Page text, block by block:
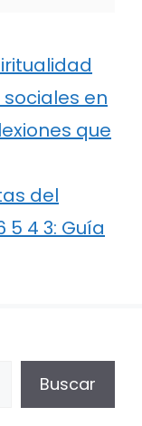
en
que
del
5 4 3: Guía
Buscar